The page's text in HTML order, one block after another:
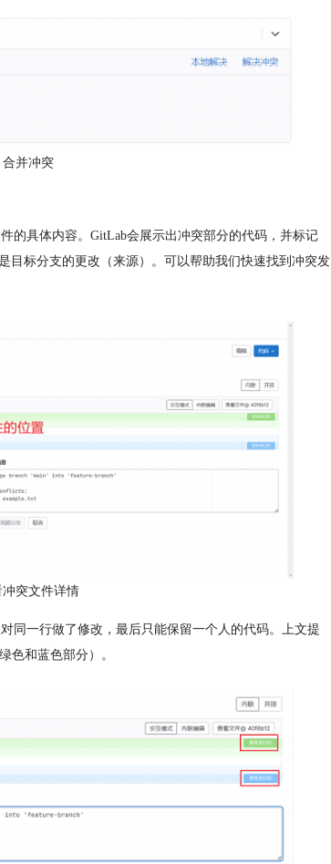
合并冲突
的具体内容。GitLab会展示出冲突部分的代码，并标记
目标分支的更改（来源）。可以帮助我们快速找到冲突发
冲突文件详情
同一行做了修改，最后只能保留一个人的代码。上文提
色和蓝色部分）。